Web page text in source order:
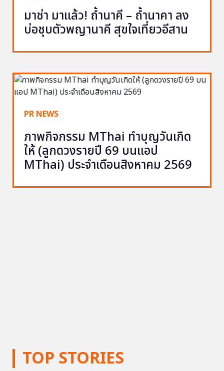
TOP STORIES
มาช่า มาแล้ว! ถ้ำนาคี – ถ้ำนาคา ลง
บ่อชุบตัวพญานาคี สุขใจเที่ยวอีสาน
PR NEWS
ภาพกิจกรรม MThai ทำบุญวันเกิด
ให้ (ลูกดวงรายปี 69 บนแอป
MThai) ประจำเดือนสิงหาคม 2569